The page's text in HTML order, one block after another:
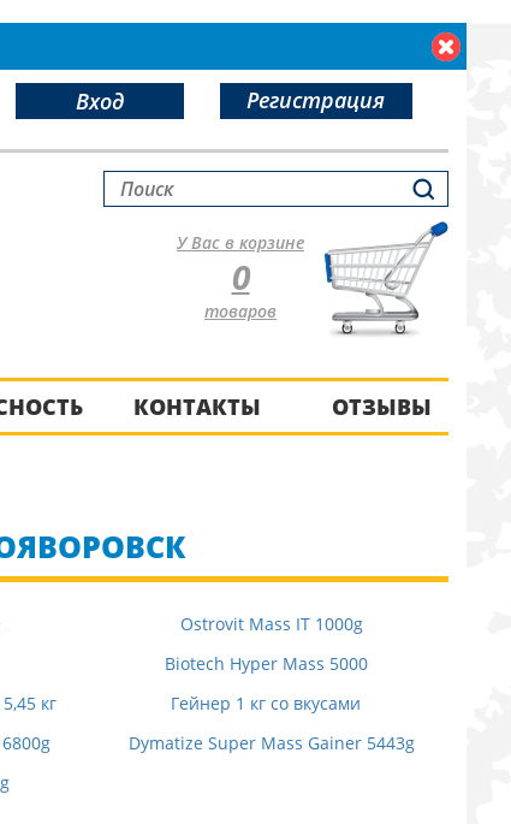
Вход Регистрация
У Вас в корзине
0
товаров
КОНТАКТЫ ОТЗЫВЫ
Ostrovit Mass IT 1000g
Biotech Hyper Mass 5000
кг
Гейнер 1 кг со вкусами
Dymatize Super Mass Gainer 5443g